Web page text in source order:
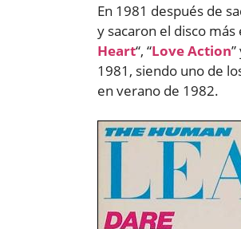
En 1981 después de
y sacaron el disco
Heart“, “Love Action
1981, siendo uno de
en verano de 1982.